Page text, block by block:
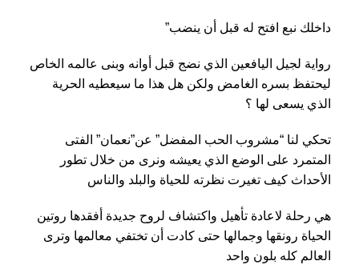
داخلك نبع افتح له قبل أن ينضب”
رواية لجيل اليافعين الذي نضج قبل أوانه وبنى عالمه الخاص
ليحتفظ بسره الغامض ولكن هل هذا ما سيعطيه الحرية
الذي يسعى لها ؟
تحكي لنا “مشروب الحب المفضل” عن”نعمان” الفتى
المتمرد على الوضع الذي يعيشه ونرى من خلال تطور
الأحداث كيف تغيرت نظرته للحياة والبلد والناس
هي رحلة لاعادة تأهيل واكتشاف لروح جديدة أفقدها روتين
الحياة رونقها وجمالها حتى كادت أن تختفي معالمها وترى
العالم كله بلون واحد